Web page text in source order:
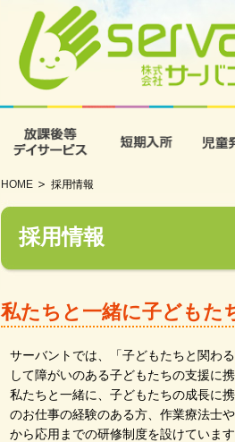
HOME 採用情報
採用情報
私たちと一緒に子どもた
サーバントでは、「子どもたちと関わ
して障がいのある子どもたちの支援に
私たちと一緒に、子どもたちの成長に
のお仕事の経験のある方、作業療法士
から応用までの研修制度を設けていま